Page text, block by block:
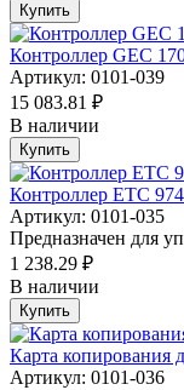
Купить
Контроллер GEC
Артикул: 0101-039
15 083.81 ₽
В наличии
Купить
Контроллер ETC 974
Артикул: 0101-035
Предназначен для
1 238.29 ₽
В наличии
Купить
Карта копирования
Артикул: 0101-036